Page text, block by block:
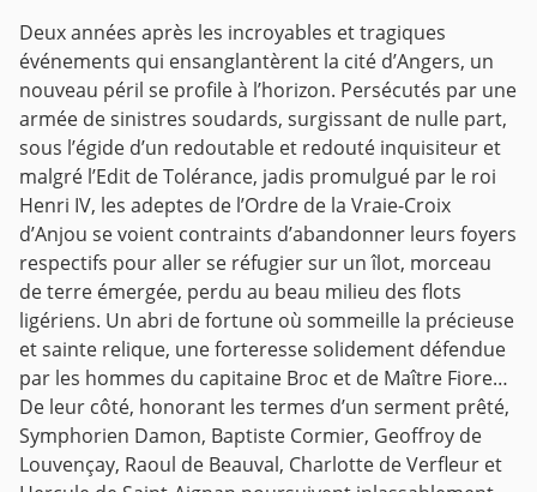
Deux années après les incroyables et tragiques
événements qui ensanglantèrent la cité d’Angers, un
nouveau péril se profile à l’horizon. Persécutés par une
armée de sinistres soudards, surgissant de nulle part,
sous l’égide d’un redoutable et redouté inquisiteur et
malgré l’Edit de Tolérance, jadis promulgué par le roi
Henri IV, les adeptes de l’Ordre de la Vraie-Croix
d’Anjou se voient contraints d’abandonner leurs foyers
respectifs pour aller se réfugier sur un îlot, morceau
de terre émergée, perdu au beau milieu des flots
ligériens. Un abri de fortune où sommeille la précieuse
et sainte relique, une forteresse solidement défendue
par les hommes du capitaine Broc et de Maître Fiore…
De leur côté, honorant les termes d’un serment prêté,
Symphorien Damon, Baptiste Cormier, Geoffroy de
Louvençay, Raoul de Beauval, Charlotte de Verfleur et